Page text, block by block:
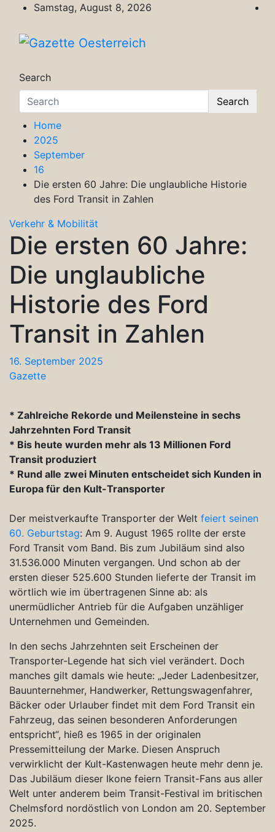
content
Samstag, August 8, 2026
Search
Search
Home
2025
September
16
Die ersten 60 Jahre: Die unglaubliche Historie
des Ford Transit in Zahlen
Verkehr & Mobilität
Die ersten 60 Jahre:
Die unglaubliche
Historie des Ford
Transit in Zahlen
16. September 2025
Gazette
* Zahlreiche Rekorde und Meilensteine in sechs
Jahrzehnten Ford Transit
* Bis heute wurden mehr als 13 Millionen Ford
Transit produziert
* Rund alle zwei Minuten entscheidet sich Kunden in
Europa für den Kult-Transporter
Der meistverkaufte Transporter der Welt feiert seinen
60. Geburtstag: Am 9. August 1965 rollte der erste
Ford Transit vom Band. Bis zum Jubiläum sind also
31.536.000 Minuten vergangen. Und schon ab der
ersten dieser 525.600 Stunden lieferte der Transit im
wörtlich wie im übertragenen Sinne ab: als
unermüdlicher Antrieb für die Aufgaben unzähliger
Unternehmen und Gemeinden.
In den sechs Jahrzehnten seit Erscheinen der
Transporter-Legende hat sich viel verändert. Doch
manches gilt damals wie heute: „Jeder Ladenbesitzer,
Bauunternehmer, Handwerker, Rettungswagenfahrer,
Bäcker oder Urlauber findet mit dem Ford Transit ein
Fahrzeug, das seinen besonderen Anforderungen
entspricht“, hieß es 1965 in der originalen
Pressemitteilung der Marke. Diesen Anspruch
verwirklicht der Kult-Kastenwagen heute mehr denn je.
Das Jubiläum dieser Ikone feiern Transit-Fans aus aller
Welt unter anderem beim Transit-Festival im britischen
Chelmsford nordöstlich von London am 20. September
2025.